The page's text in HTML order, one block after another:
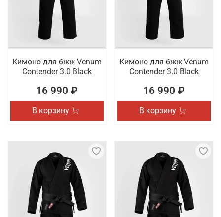
Кимоно для бжж Venum
Contender 3.0 Black
16 990 ₽
В корзину
Кимоно для бжж Venum
Contender 3.0 Black
16 990 ₽
В корзину